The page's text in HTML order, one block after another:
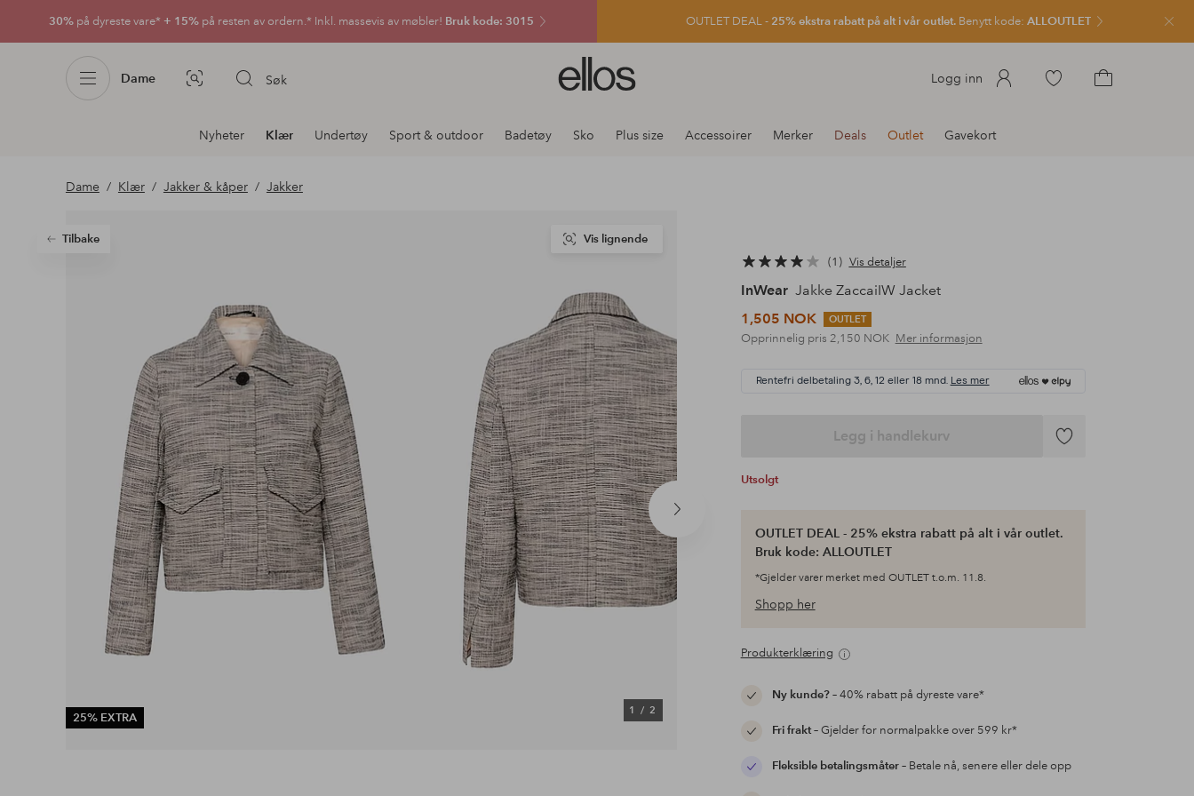
30% på dyreste vare* + 15% på resten av ordern.* Inkl. massevis av møbler! Bruk kode: 3015 OUTLET DEAL - 25% ekstra rabatt på alt i vår outlet. Benytt kode: ALLOUTLET Lukk
Dame Bildesøk Søk
Ellos
logo
gå
Logg inn
Gå
Avdelingsnavigering
Nyheter Klær Undertøy Sport & outdoor Badetøy Sko Plus size Accessoirer Merker Deals Outlet Gavekort
Dame Klær Jakker & kåper Jakker
Tilbake
Neste
25% EXTRA
1/ 2
Vis lignende
1
Vis detaljer
InWear Jakke ZaccaiIW Jacket
1,505 NOK
OUTLET
Opprinnelig pris 2,150 NOK Mer informasjon
Rentefri delbetaling 3, 6, 12 eller 18 mnd. Les mer
Legg i handlekurv
Legg
Utsolgt
OUTLET DEAL - 25% ekstra rabatt på alt i vår outlet.
Bruk kode: ALLOUTLET
*Gjelder varer merket med OUTLET t.o.m. 11.8.
Shopp her
Produkterklæring
Ny kunde?– 40% rabatt på dyreste vare*
Fri frakt– Gjelder for normalpakke over 599 kr*
Fleksible betalingsmåter– Betale nå, senere eller dele opp